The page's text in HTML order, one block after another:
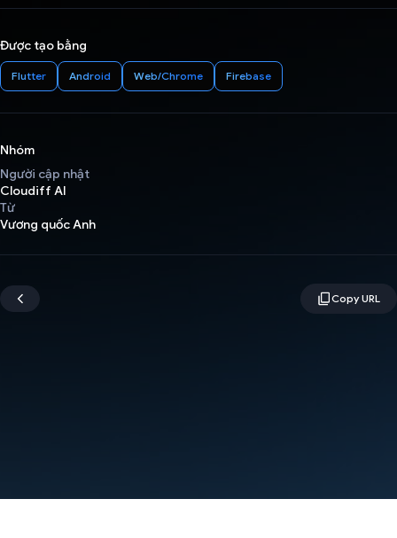
Được tạo bằng
Flutter Android Web/Chrome Firebase
Nhóm
Người cập nhật
Cloudiff AI
Từ
Vương quốc Anh